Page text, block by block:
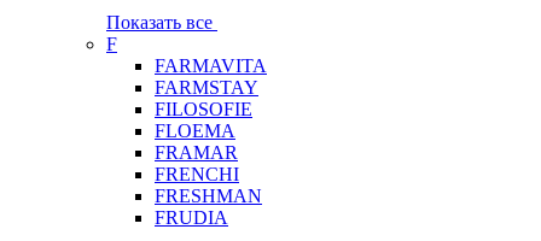
Показать все
F
FARMAVITA
FARMSTAY
FILOSOFIE
FLOEMA
FRAMAR
FRENCHI
FRESHMAN
FRUDIA